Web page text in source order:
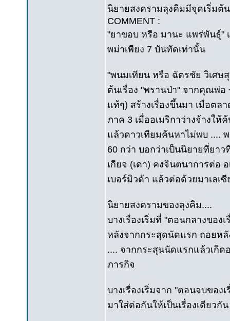
นิยายสงครามลุงคิมมีจุดเริ่มต้
COMMENT :
"ยาขอบ หรือ มานะ แพร่พันธุ์"
พม่าเพียง 7 บันทัดเท่านั้น
"พนมเทียน หรือ ฉัตรชัย วิเศษ
ต้นเรื่อง "พรานป่า" จากคุณพ่อ
แท้ๆ) สร้างเรื่องขึ้นมา เมื่อต
ภาค 3 เมื่ออเมริกาว่างจ้างใ
แล้วดาวเทียมค้นหาไม่พบ ....
60 กว่า บอกว่าเป็นนิยายที่ยา
เกียจ (เดา) คงจินตนาการต่อ
เบอร์มิวด้า แล้วต่อด้วยมาเลเ
นิยายสงครามของลุงคิม....
บางเรื่องเริ่มที่ "ตอนกลางของ
หลังจากกระสุดนัดแรก ถอยห
.... จากกระสุนนัดแรกแล้วเกิด
ภารกิจ
บางเรื่องเริ่มจาก "ตอนจบของ
มาใส่ต่อกันให้เป็นเรื่องเดียวกัน